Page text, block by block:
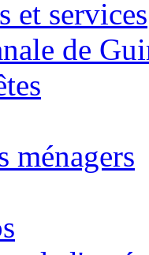
et services
de
ménagers